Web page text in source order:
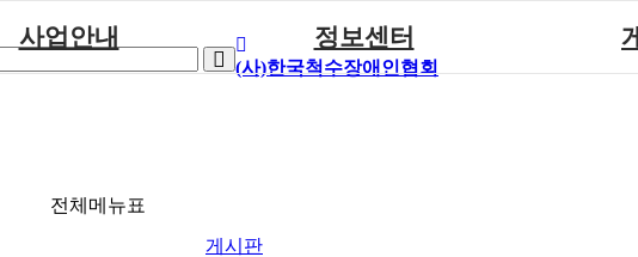
(사)한국척수장애인협회
사업안내
척수재활연구소
정보센터
전체메뉴표
게시판